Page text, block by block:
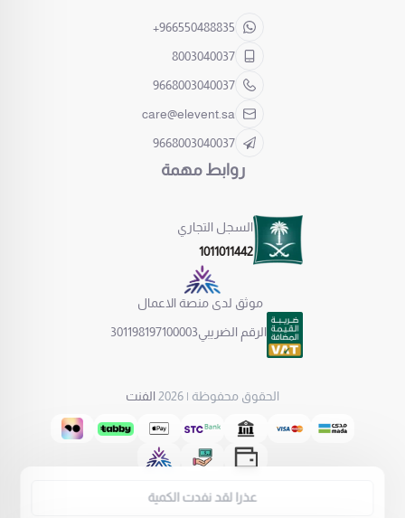
عذرا لقد نفدت الكمية
روابط مهمة
+966550488835
8003040037
9668003040037
care@elevent.sa
9668003040037
السجل التجاري
1011011442
موثق لدى منصة الاعمال
الرقم الضريبي301198197100003
الحقوق محفوظة | 2026 الفنت